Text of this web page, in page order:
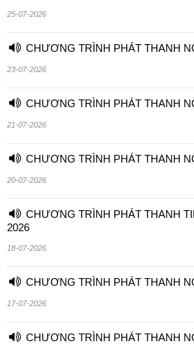
25-07-2026
CHƯƠNG TRÌNH PHÁT THANH
23-07-2026
CHƯƠNG TRÌNH PHÁT THANH
21-07-2026
CHƯƠNG TRÌNH PHÁT THANH
20-07-2026
CHƯƠNG TRÌNH PHÁT THANH
2026
18-07-2026
CHƯƠNG TRÌNH PHÁT THANH
17-07-2026
CHƯƠNG TRÌNH PHÁT THANH